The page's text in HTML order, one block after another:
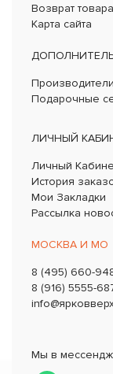
Возврат товара
Карта сайта
Производители
Подарочные
ЛИЧНЫЙ
Личный
История
Мои Закладки
Рассылка
МОСКВА И МО
8 (495) 660-
8 (916) 5555-
Мы в